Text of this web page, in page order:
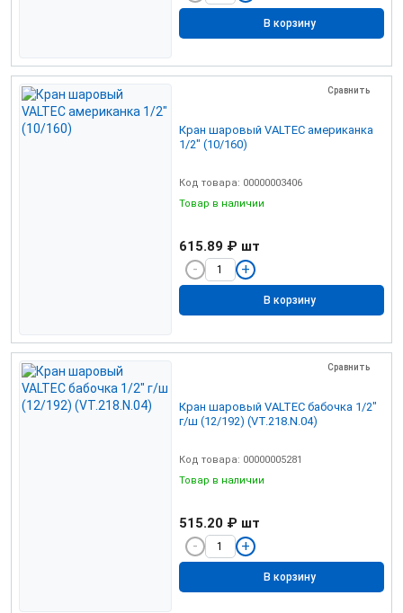
В корзину
Сравнить
Кран шаровый VALTEC американка
1/2" (10/160)
Код товара: 00000003406
Товар в наличии
615.89 ₽ шт
В корзину
Сравнить
Кран шаровый VALTEC бабочка 1/2"
г/ш (12/192) (VT.218.N.04)
Код товара: 00000005281
Товар в наличии
515.20 ₽ шт
В корзину